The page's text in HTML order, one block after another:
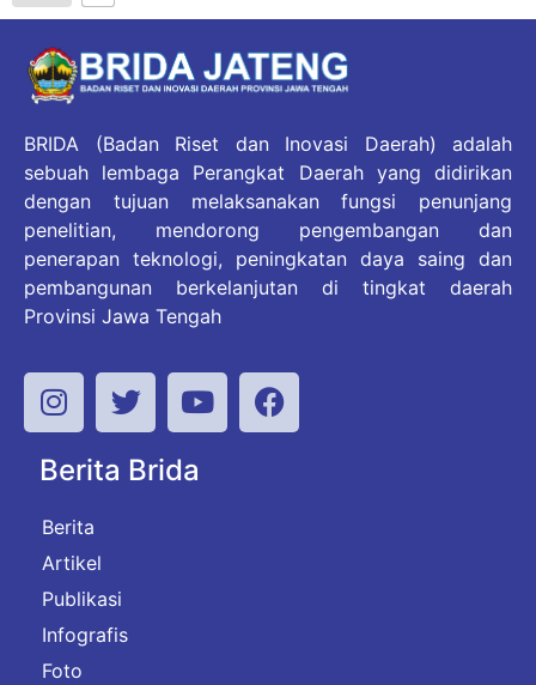
BRIDA (Badan Riset dan Inovasi Daerah) adalah
sebuah lembaga Perangkat Daerah yang didirikan
dengan tujuan melaksanakan fungsi penunjang
penelitian, mendorong pengembangan dan
penerapan teknologi, peningkatan daya saing dan
pembangunan berkelanjutan di tingkat daerah
Provinsi Jawa Tengah
Berita Brida
Berita
Artikel
Publikasi
Infografis
Foto